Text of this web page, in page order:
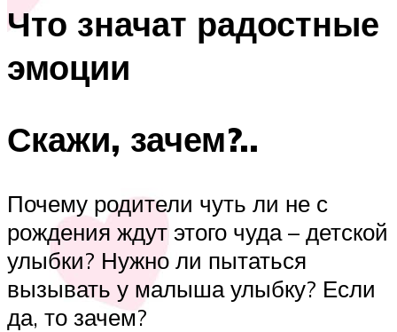
Что значат радостные
эмоции
Скажи, зачем?..
Почему родители чуть ли не с
рождения ждут этого чуда – детской
улыбки? Нужно ли пытаться
вызывать у малыша улыбку? Если
да, то зачем?